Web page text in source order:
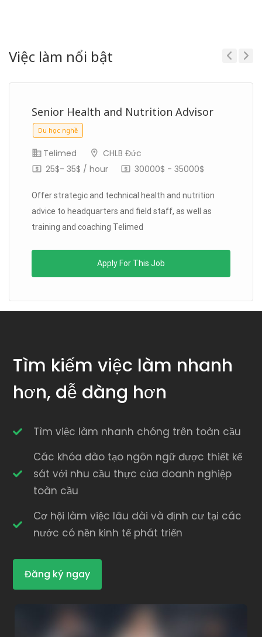
Full Time
Việc làm nổi bật
Senior Health and Nutrition Advisor
Du học nghề
Telimed
CHLB Đức
25$- 35$ / hour
30000$ - 35000$
Offer strategic and technical health and nutrition
advice to headquarters and field staff, as well as
training and coaching Telimed
Apply For This Job
Tìm kiếm việc làm nhanh
hơn, dễ dàng hơn
Tìm việc làm nhanh chóng trên toàn cầu
Các khóa đào tạo ngôn ngữ được thiết kế
sát với nhu cầu thực của doanh nghiệp
toàn cầu
Cơ hội làm việc lâu dài và định cư tại các
nước có nền kinh tế phát triển
Đăng ký ngay